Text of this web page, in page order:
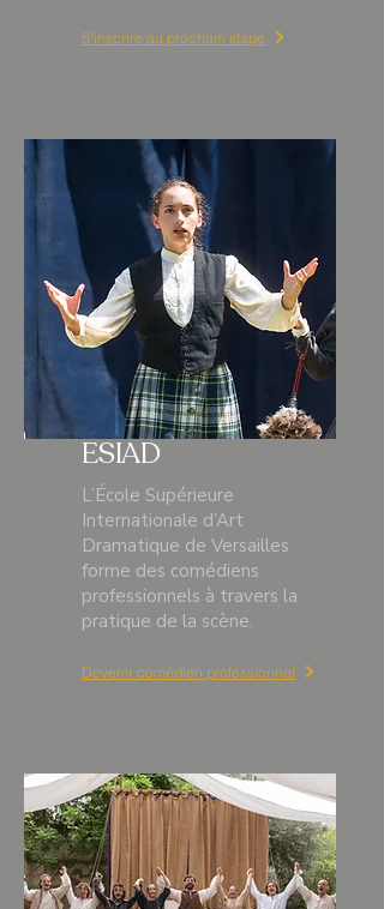
S'inscrire au prochain stage
ESIAD
L’École Supérieure
Internationale d’Art
Dramatique de Versailles
forme des comédiens
professionnels à travers la
pratique de la scène.
Devenir comédien professionnel